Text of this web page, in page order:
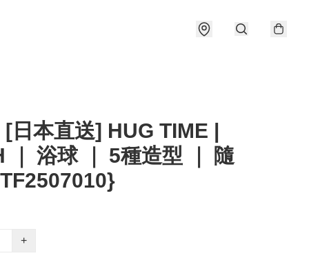
日本直送] HUG TIME |
｜ 浴球 ｜ 5種造型 ｜ 隨
+